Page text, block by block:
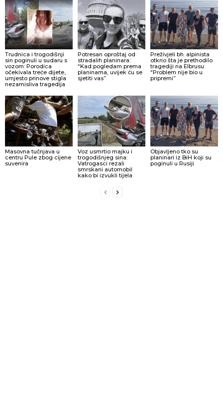
Trudnica i trogodišnji
sin poginuli u sudaru s
vozom: Porodica
očekivala treće dijete,
umjesto prinove stigla
nezamisliva tragedija
Potresan oproštaj od
stradalih planinara:
“Kad pogledam prema
planinama, uvijek ću se
sjetiti vas”
Preživjeli bh. alpinista
otkrio šta je prethodilo
tragediji na Elbrusu:
“Problem nije bio u
pripremi”
Masovna tučnjava u
centru Pule zbog cijene
suvenira
Voz usmrtio majku i
trogodišnjeg sina:
Vatrogasci rezali
smrskani automobil
kako bi izvukli tijela
Objavljeno tko su
planinari iz BiH koji su
poginuli u Rusiji